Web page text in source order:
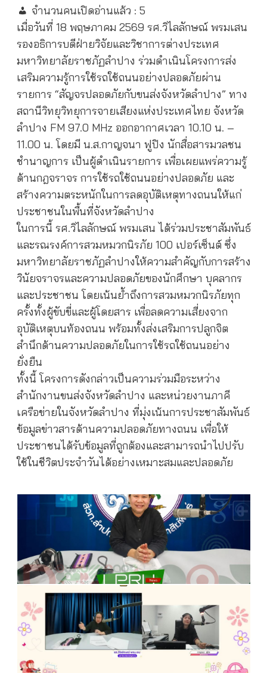
จำนวนคนเปิดอ่านแล้ว : 5
เมื่อวันที่ 18 พฤษภาคม 2569 รศ.วิไลลักษณ์ พรมเสน
รองอธิการบดีฝ่ายวิจัยและวิชาการต่างประเทศ
มหาวิทยาลัยราชภัฏลำปาง ร่วมดำเนินโครงการส่ง
เสริมความรู้การใช้รถใช้ถนนอย่างปลอดภัยผ่าน
รายการ “สัญจรปลอดภัยกับขนส่งจังหวัดลำปาง” ทาง
สถานีวิทยุวิทยุการจายเสียงแห่งประเทศไทย จังหวัด
ลำปาง FM 97.0 MHz ออกอากาศเวลา 10.10 น. –
11.00 น. โดยมี น.ส.กาญจนา ฟูปิง นักสื่อสารมวลชน
ชำนาญการ เป็นผู้ดำเนินรายการ เพื่อเผยแพร่ความรู้
ด้านกฎจราจร การใช้รถใช้ถนนอย่างปลอดภัย และ
สร้างความตระหนักในการลดอุบัติเหตุทางถนนให้แก่
ประชาชนในพื้นที่จังหวัดลำปาง
ในการนี้ รศ.วิไลลักษณ์ พรมเสน ได้ร่วมประชาสัมพันธ์
และรณรงค์การสวมหมวกนิรภัย 100 เปอร์เซ็นต์ ซึ่ง
มหาวิทยาลัยราชภัฏลำปางให้ความสำคัญกับการสร้าง
วินัยจราจรและความปลอดภัยของนักศึกษา บุคลากร
และประชาชน โดยเน้นย้ำถึงการสวมหมวกนิรภัยทุก
ครั้งทั้งผู้ขับขี่และผู้โดยสาร เพื่อลดความเสี่ยงจาก
อุบัติเหตุบนท้องถนน พร้อมทั้งส่งเสริมการปลูกจิต
สำนึกด้านความปลอดภัยในการใช้รถใช้ถนนอย่าง
ยั่งยืน
ทั้งนี้ โครงการดังกล่าวเป็นความร่วมมือระหว่าง
สำนักงานขนส่งจังหวัดลำปาง และหน่วยงานภาคี
เครือข่ายในจังหวัดลำปาง ที่มุ่งเน้นการประชาสัมพันธ์
ข้อมูลข่าวสารด้านความปลอดภัยทางถนน เพื่อให้
ประชาชนได้รับข้อมูลที่ถูกต้องและสามารถนำไปปรับ
ใช้ในชีวิตประจำวันได้อย่างเหมาะสมและปลอดภัย